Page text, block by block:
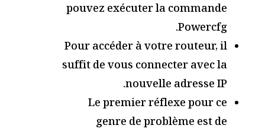
pouvez exécuter la commande
Powercfg.
Pour accéder à votre routeur, il
suffit de vous connecter avec la
nouvelle adresse IP.
Le premier réflexe pour ce
genre de problème est de